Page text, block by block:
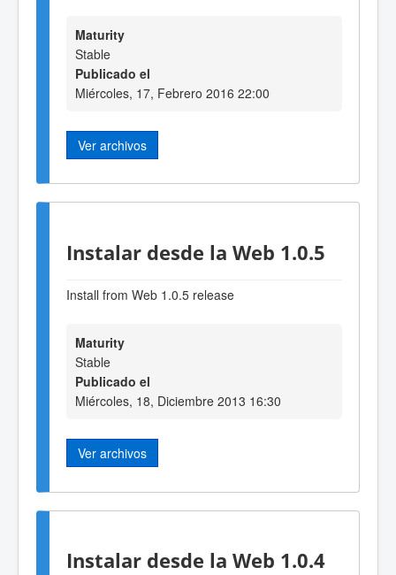
Maturity
Stable
Publicado el
Miércoles, 17, Febrero 2016 22:00
Ver archivos
Instalar desde la Web 1.0.5
Install from Web 1.0.5 release
Maturity
Stable
Publicado el
Miércoles, 18, Diciembre 2013 16:30
Ver archivos
Instalar desde la Web 1.0.4